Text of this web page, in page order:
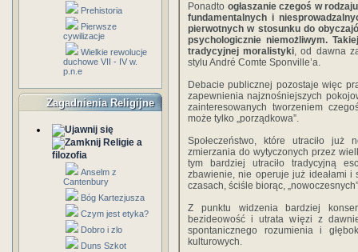
Prehistoria
Pierwsze
cywilizacje
Wielkie rewolucje
duchowe VII - IV w.
p.n.e
Zagadnienia Religijne
Religie a
filozofia
Anselm z
Cantenbury
Bóg Kartezjusza
Czym jest etyka?
Dobro i zlo
Duns Szkot
Ponadto ogłaszanie czegoś w
fundamentalnych i
pierwotnych w stosunku do
psychologicznie niemożliwym.
tradycyjnej moralistyki, od dawna
stylu André Comte Sponville’a.
Debacie publicznej pozostaje więc
zapewnienia najznośniejszych
zainteresowanych tworzeniem
może tylko „porządkowa”.
Społeczeństwo, które utraciło
zmierzania do wytyczonych przez
tym bardziej utraciło tradycyjną
zbawienie, nie operuje już ideałami i
czasach, ściśle biorąc,
Z punktu widzenia bardziej
bezideowość i utrata więzi z
spontanicznego rozumienia i
kulturowych.